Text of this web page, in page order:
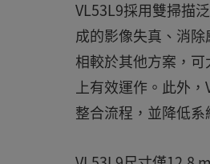
VL53L9採用雙掃描
成的影像失真、消
相較於其他方案，
上有效運作。此外
整合流程，並降低